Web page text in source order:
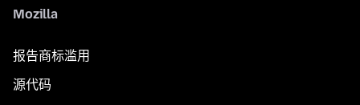
Mozilla
报告商标滥用
源代码